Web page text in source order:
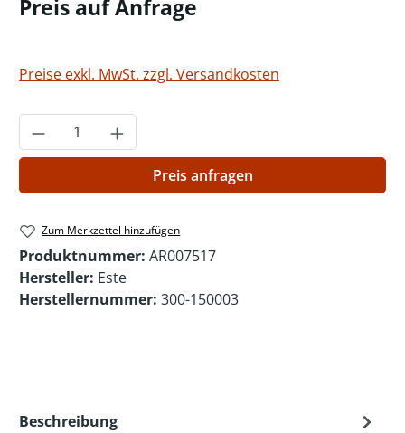
Preis auf Anfrage
Preise exkl. MwSt. zzgl. Versandkosten
Produkt Anzahl: Gib den gewünschten
Preis anfragen
Zum Merkzettel hinzufügen
Produktnummer: AR007517
Hersteller: Este
Herstellernummer: 300-150003
Beschreibung